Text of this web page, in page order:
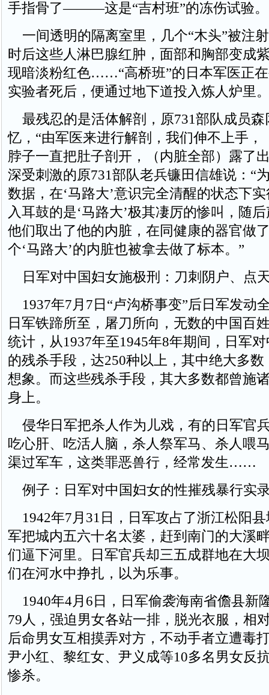
手指骨了———这是“吉村班”的冻伤试验。
一间透明的隔离室里，几个“木头”被注
时后这些人淋巴腺红肿，面部和胸部变成
现暗淡粉红色……“高桥班”的日本军医正
实验者死后，便通过地下道投入炼人炉里
最残忍的是活体解剖，原731部队成员森
忆，“由军医来进行解剖，我们伸不上手，
脖子一直把肚子剖开，（内脏全部）露了
深受刺激的原731部队老兵镰田信雄说：“
数据，在‘马路大’意识完全清醒的状态下
入耳鼓的是‘马路大’极其凄厉的惨叫，随
他们取出了他的内脏，在同健康的器官做
个‘马路大’的内脏也被拿去做了标本。”
日军对中国妇女施极刑：刀刺阴户、
1937年7月7日“卢沟桥事变”后日军发动
日军铁蹄所至，屠刀所向，无数的中国百
统计，从1937年至1945年8年期间，日军
的残杀手段，达250种以上，其中绝大多
想象。而这些残杀手段，其大多数都曾施
身上。
侵华日军把杀人作为儿戏，有的日军官
吃心肝、吃活人脑，杀人祭军马、杀人喂
渠过军车，这类罪恶兽行，经常发生……
例子：日军对中国妇女的性摧残暴行实
1942年7月31日，日军攻占了浙江松阳县
军把城内五六十名太婆，赶到南门的大溪
们逼下河里。日军官兵却三五成群地在大
们在河水中挣扎，以为乐事。
1940年4月6日，日军偷袭海南省儋县新
79人，强迫男女各站一排，脱光衣服，相
后命男女互相摸弄对方，不动手者立遭毒
尹小红、黎红女、尹义成等10多名男女反
惨杀。